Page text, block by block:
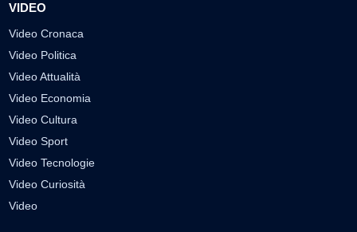
VIDEO
Video Cronaca
Video Politica
Video Attualità
Video Economia
Video Cultura
Video Sport
Video Tecnologie
Video Curiosità
Video